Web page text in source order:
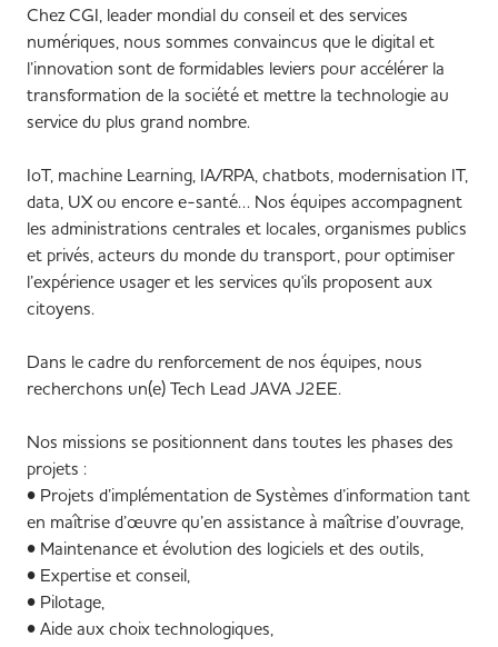
Chez CGI, leader mondial du conseil et des services
numériques, nous sommes convaincus que le digital et
l’innovation sont de formidables leviers pour accélérer la
transformation de la société et mettre la technologie au
service du plus grand nombre.
IoT, machine Learning, IA/RPA, chatbots, modernisation IT,
data, UX ou encore e-santé… Nos équipes accompagnent
les administrations centrales et locales, organismes publics
et privés, acteurs du monde du transport, pour optimiser
l’expérience usager et les services qu'ils proposent aux
citoyens.
Dans le cadre du renforcement de nos équipes, nous
recherchons un(e) Tech Lead JAVA J2EE.
Nos missions se positionnent dans toutes les phases des
projets :
• Projets d’implémentation de Systèmes d’information tant
en maîtrise d’œuvre qu’en assistance à maîtrise d’ouvrage,
• Maintenance et évolution des logiciels et des outils,
• Expertise et conseil,
• Pilotage,
• Aide aux choix technologiques,